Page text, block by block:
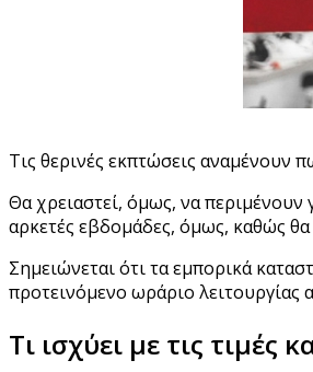
Τις θερινές εκπτώσεις αναμένουν
Θα χρειαστεί, όμως, να
αρκετές εβδομάδες, όμως, καθώς θα
Σημειώνεται ότι τα εμπορικά
προτεινόμενο ωράριο λειτουργίας
Τι ισχύει με τις τιμές